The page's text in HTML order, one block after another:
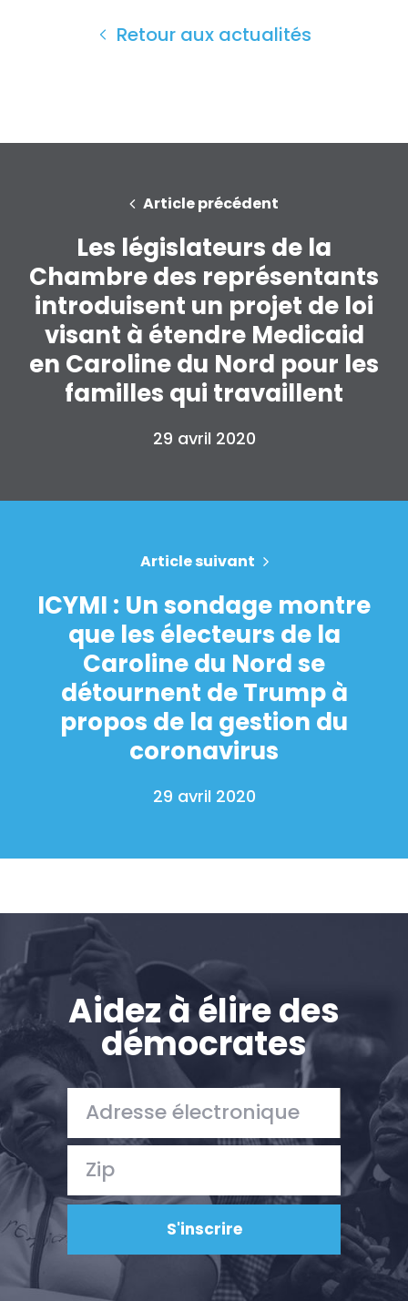
Shop
Take Back the Courts
Travailler avec nous
Presse
Votre fête
Action
Vote
Faire un don
Retour aux actualités
Article précédent
Les législateurs de la
Chambre des représentants
introduisent un projet de loi
visant à étendre Medicaid
en Caroline du Nord pour les
familles qui travaillent
29 avril 2020
Article suivant
ICYMI : Un sondage montre
que les électeurs de la
Caroline du Nord se
détournent de Trump à
propos de la gestion du
coronavirus
29 avril 2020
Aidez à élire des
démocrates